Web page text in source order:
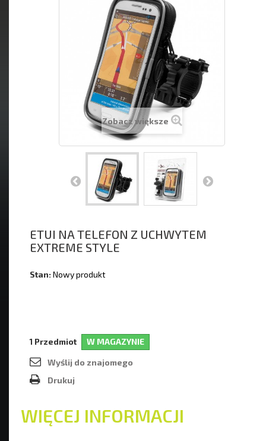
Zobacz większe
ETUI NA TELEFON Z UCHWYTEM
EXTREME STYLE
Stan: Nowy produkt
1 Przedmiot W MAGAZYNIE
Wyślij do znajomego
Drukuj
WIĘCEJ INFORMACJI